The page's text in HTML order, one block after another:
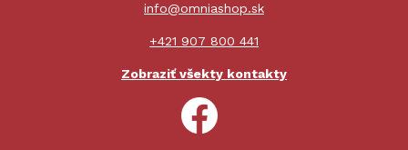
info@omniashop.sk
+421 907 800 441
Zobraziť všekty kontakty